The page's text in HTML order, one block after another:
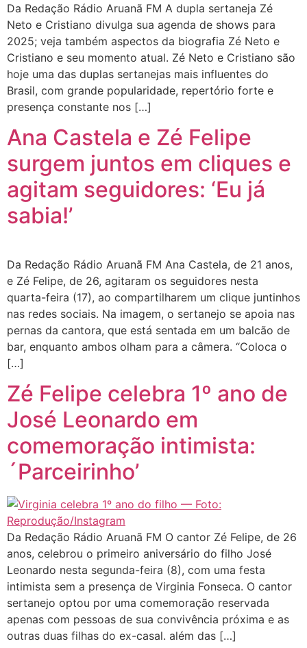
Da Redação Rádio Aruanã FM A dupla sertaneja Zé
Neto e Cristiano divulga sua agenda de shows para
2025; veja também aspectos da biografia Zé Neto e
Cristiano e seu momento atual. Zé Neto e Cristiano são
hoje uma das duplas sertanejas mais influentes do
Brasil, com grande popularidade, repertório forte e
presença constante nos […]
Ana Castela e Zé Felipe
surgem juntos em cliques e
agitam seguidores: ‘Eu já
sabia!’
Da Redação Rádio Aruanã FM Ana Castela, de 21 anos,
e Zé Felipe, de 26, agitaram os seguidores nesta
quarta-feira (17), ao compartilharem um clique juntinhos
nas redes sociais. Na imagem, o sertanejo se apoia nas
pernas da cantora, que está sentada em um balcão de
bar, enquanto ambos olham para a câmera. “Coloca o
[…]
Zé Felipe celebra 1º ano de
José Leonardo em
comemoração intimista:
´Parceirinho’
Da Redação Rádio Aruanã FM O cantor Zé Felipe, de 26
anos, celebrou o primeiro aniversário do filho José
Leonardo nesta segunda-feira (8), com uma festa
intimista sem a presença de Virginia Fonseca. O cantor
sertanejo optou por uma comemoração reservada
apenas com pessoas de sua convivência próxima e as
outras duas filhas do ex-casal. além das […]